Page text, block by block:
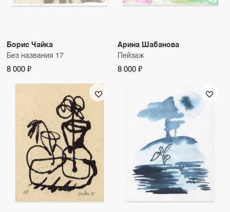
Борис Чайка
Без названия 17
8 000 ₽
Арина Шабанова
Пейзаж
8 000 ₽